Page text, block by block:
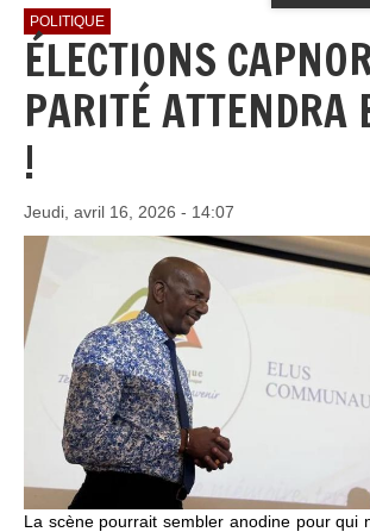
POLITIQUE
ÉLECTIONS
PARITÉ ATTENDRA
!
Jeudi, avril 16, 2026 - 14:07
La scène pourrait sembler anodine pour qui